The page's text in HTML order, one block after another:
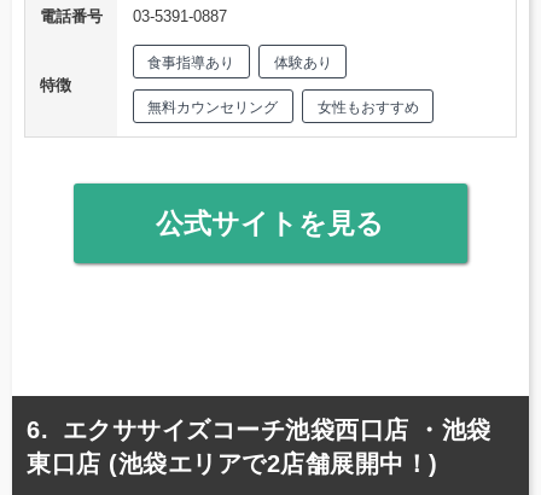
電話番号
03-5391-0887
特徴
食事指導あり 体験あり
無料カウンセリング 女性もおすすめ
公式サイトを見る
エクササイズコーチ池袋西口店 ・池袋
東口店 (池袋エリアで2店舗展開中！)